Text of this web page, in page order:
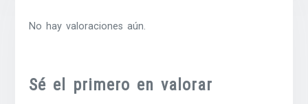
No hay valoraciones aún.
Sé el primero en valorar